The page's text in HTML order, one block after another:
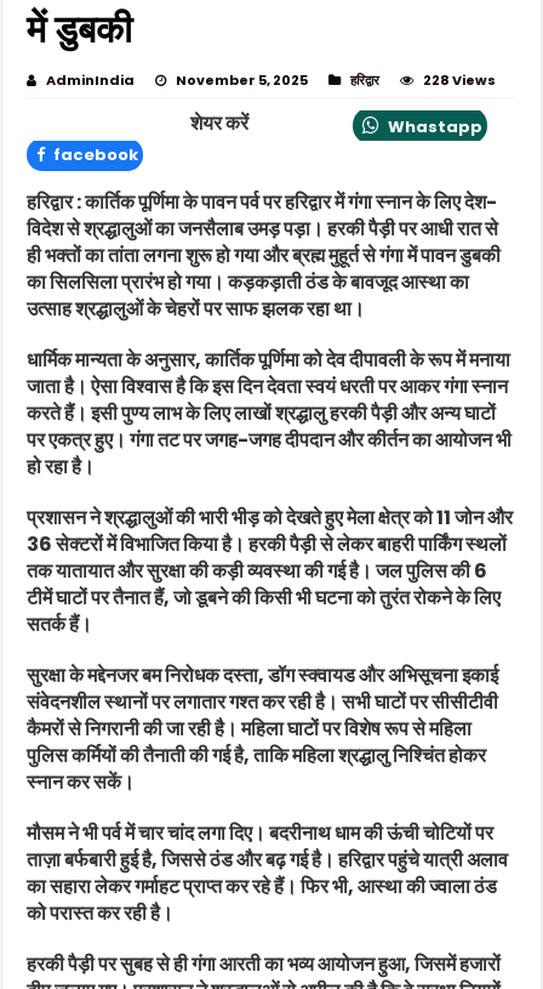
में डुबकी
AdminIndia November 5, 2025 हरिद्वार 228 Views
शेयर करें
Whastapp
facebook
हरिद्वार :कार्तिक पूर्णिमा के पावन पर्व पर हरिद्वार में गंगा स्नान के लिए देश-
विदेश से श्रद्धालुओं का जनसैलाब उमड़ पड़ा। हरकी पैड़ी पर आधी रात से
ही भक्तों का तांता लगना शुरू हो गया और ब्रह्म मुहूर्त से गंगा में पावन डुबकी
का सिलसिला प्रारंभ हो गया। कड़कड़ाती ठंड के बावजूद आस्था का
उत्साह श्रद्धालुओं के चेहरों पर साफ झलक रहा था।
धार्मिक मान्यता के अनुसार, कार्तिक पूर्णिमा को देव दीपावली के रूप में मनाया
जाता है। ऐसा विश्वास है कि इस दिन देवता स्वयं धरती पर आकर गंगा स्नान
करते हैं। इसी पुण्य लाभ के लिए लाखों श्रद्धालु हरकी पैड़ी और अन्य घाटों
पर एकत्र हुए। गंगा तट पर जगह-जगह दीपदान और कीर्तन का आयोजन भी
हो रहा है।
प्रशासन ने श्रद्धालुओं की भारी भीड़ को देखते हुए मेला क्षेत्र को 11 जोन और
36 सेक्टरों में विभाजित किया है। हरकी पैड़ी से लेकर बाहरी पार्किंग स्थलों
तक यातायात और सुरक्षा की कड़ी व्यवस्था की गई है। जल पुलिस की 6
टीमें घाटों पर तैनात हैं, जो डूबने की किसी भी घटना को तुरंत रोकने के लिए
सतर्क हैं।
सुरक्षा के मद्देनजर बम निरोधक दस्ता, डॉग स्क्वायड और अभिसूचना इकाई
संवेदनशील स्थानों पर लगातार गश्त कर रही है। सभी घाटों पर सीसीटीवी
कैमरों से निगरानी की जा रही है। महिला घाटों पर विशेष रूप से महिला
पुलिस कर्मियों की तैनाती की गई है, ताकि महिला श्रद्धालु निश्चिंत होकर
स्नान कर सकें।
मौसम ने भी पर्व में चार चांद लगा दिए। बदरीनाथ धाम की ऊंची चोटियों पर
ताज़ा बर्फबारी हुई है, जिससे ठंड और बढ़ गई है। हरिद्वार पहुंचे यात्री अलाव
का सहारा लेकर गर्माहट प्राप्त कर रहे हैं। फिर भी, आस्था की ज्वाला ठंड
को परास्त कर रही है।
हरकी पैड़ी पर सुबह से ही गंगा आरती का भव्य आयोजन हुआ, जिसमें हजारों